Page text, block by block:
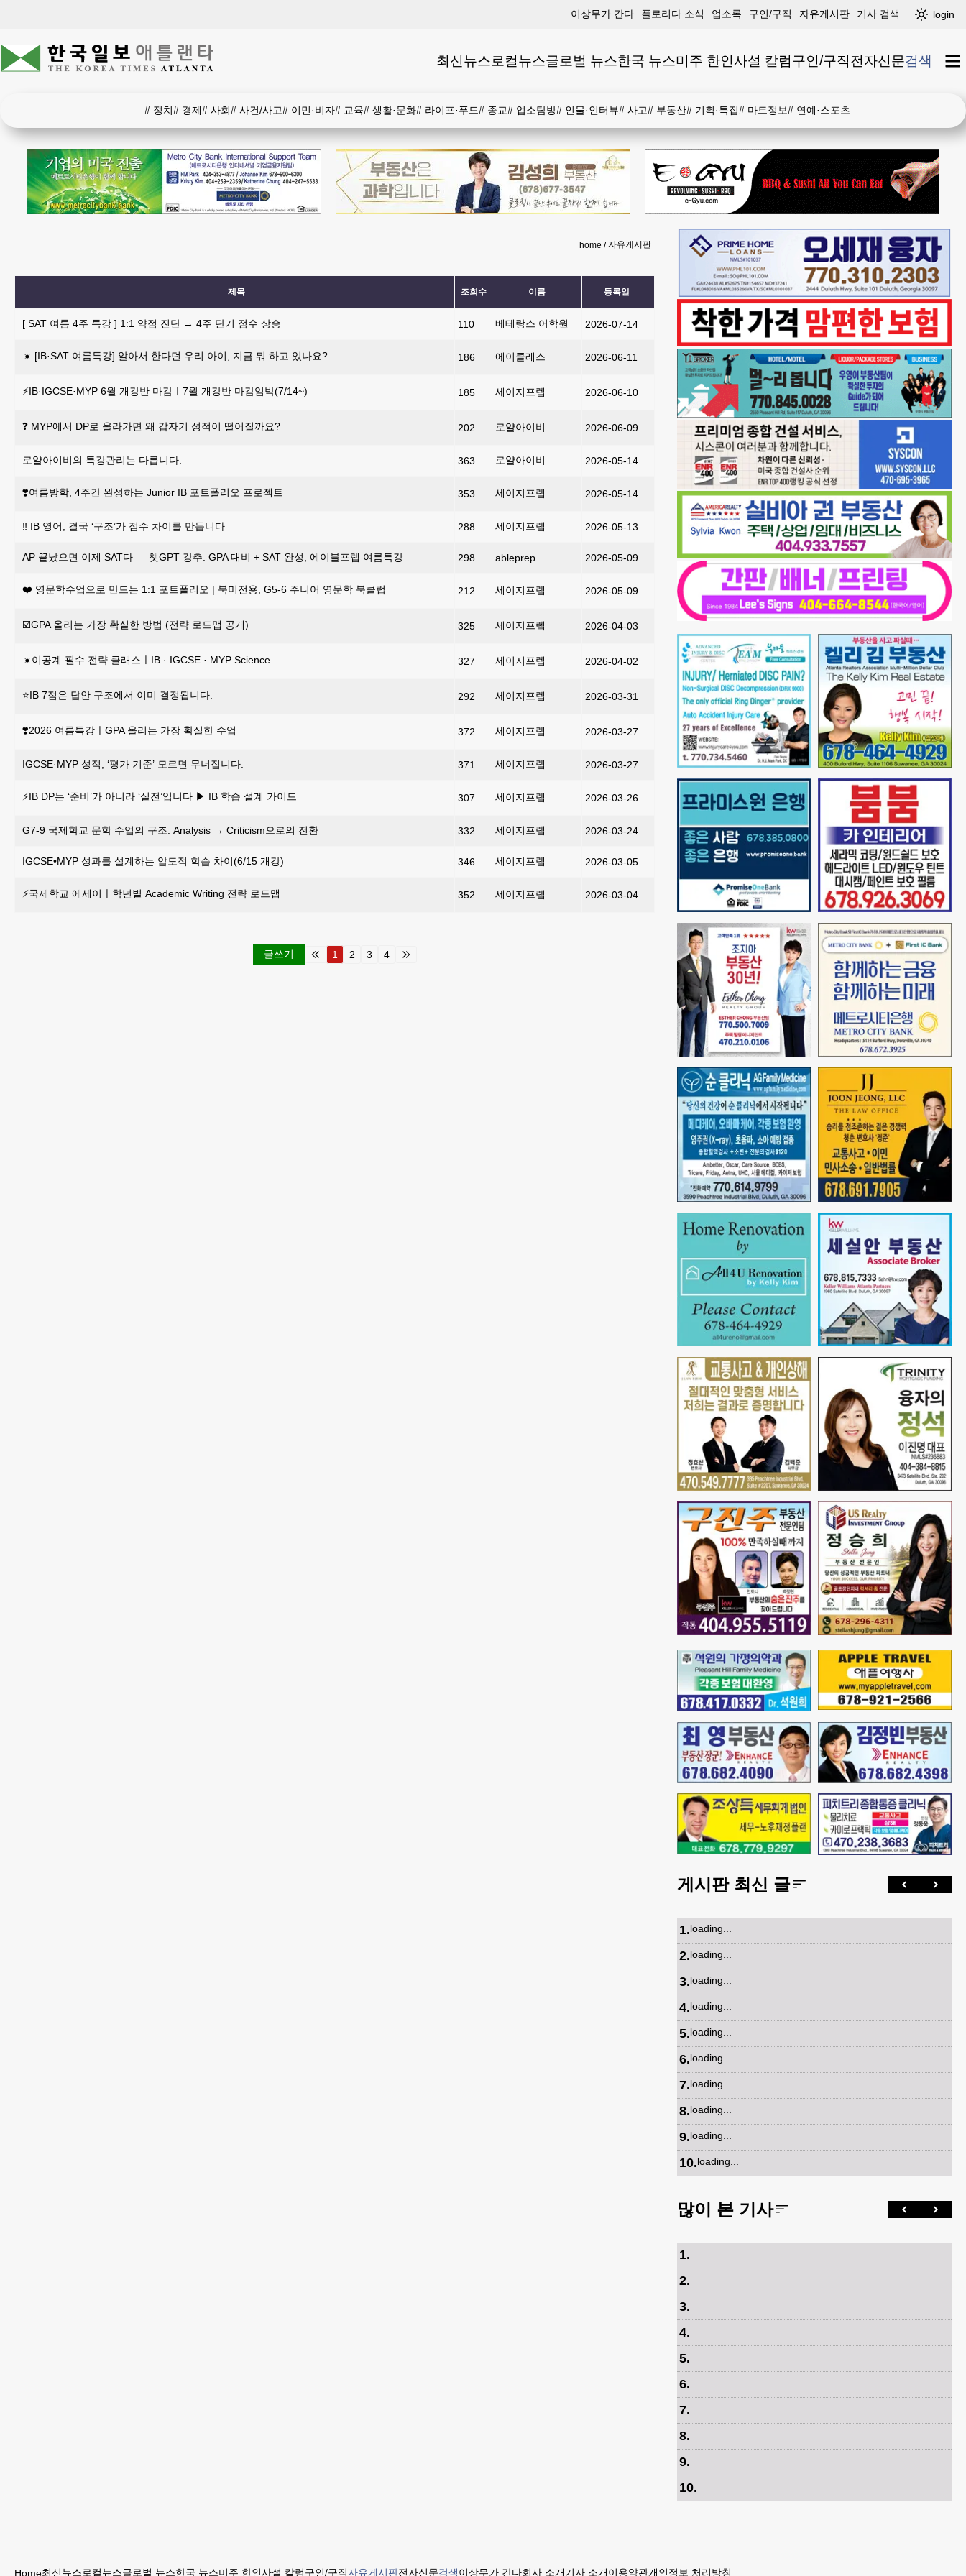
이상무가 간다 플로리다 소식 업소록 구인/구직 자유게시판 기사 검색 login
최신뉴스로컬뉴스글로벌 뉴스한국 뉴스미주 한인사설 칼럼구인/구직전자신문검색
# 정치# 경제# 사회# 사건/사고# 이민·비자# 교육# 생활·문화# 라이프·푸드# 종교# 업소탐방# 인물·인터뷰# 사고# 부동산# 기획·특집# 마트정보# 연예·스포츠
home 자유게시판
제목 조회수 이름 등록일
[ SAT 여름 4주 특강 ] 1:1 약점 진단 → 4주 단기 점수 상승 110 베테랑스 어학원 2026-07-14
☀️ [IB·SAT 여름특강] 알아서 한다던 우리 아이, 지금 뭐 하고 있나요? 186 에이클래스 2026-06-11
⚡IB·IGCSE·MYP 6월 개강반 마감ㅣ7월 개강반 마감임박(7/14~) 185 세이지프렙 2026-06-10
❓ MYP에서 DP로 올라가면 왜 갑자기 성적이 떨어질까요? 202 로얄아이비 2026-06-09
로얄아이비의 특강관리는 다릅니다. 363 로얄아이비 2026-05-14
❣️여름방학, 4주간 완성하는 Junior IB 포트폴리오 프로젝트 353 세이지프렙 2026-05-14
‼️ IB 영어, 결국 ‘구조’가 점수 차이를 만듭니다 288 세이지프렙 2026-05-13
AP 끝났으면 이제 SAT다 — 챗GPT 강추: GPA 대비 + SAT 완성, 에이블프렙 여름특강 298 ableprep 2026-05-09
❤️ 영문학수업으로 만드는 1:1 포트폴리오 | 북미전용, G5-6 주니어 영문학 북클럽 212 세이지프렙 2026-05-09
☑️GPA 올리는 가장 확실한 방법 (전략 로드맵 공개) 325 세이지프렙 2026-04-03
☀️이공계 필수 전략 클래스ㅣIB · IGCSE · MYP Science 327 세이지프렙 2026-04-02
⭐️IB 7점은 답안 구조에서 이미 결정됩니다. 292 세이지프렙 2026-03-31
❣️2026 여름특강ㅣGPA 올리는 가장 확실한 수업 372 세이지프렙 2026-03-27
IGCSE·MYP 성적, ‘평가 기준’ 모르면 무너집니다. 371 세이지프렙 2026-03-27
⚡IB DP는 ‘준비’가 아니라 ‘실전’입니다 ▶ IB 학습 설계 가이드 307 세이지프렙 2026-03-26
G7-9 국제학교 문학 수업의 구조: Analysis → Criticism으로의 전환 332 세이지프렙 2026-03-24
IGCSE•MYP 성과를 설계하는 압도적 학습 차이(6/15 개강) 346 세이지프렙 2026-03-05
⚡국제학교 에세이ㅣ학년별 Academic Writing 전략 로드맵 352 세이지프렙 2026-03-04
글쓰기 1 2 3 4
게시판 최신 글
1.loading...
2.loading...
3.loading...
4.loading...
5.loading...
6.loading...
7.loading...
8.loading...
9.loading...
10.loading...
많이 본 기사
1.
2.
3.
4.
5.
6.
7.
8.
9.
10.
Home최신뉴스로컬뉴스글로벌 뉴스한국 뉴스미주 한인사설 칼럼구인/구직자유게시판전자신문검색이상무가 간다회사 소개기자 소개이용약관개인정보 처리방침